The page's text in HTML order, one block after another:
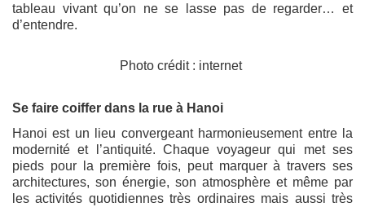
tableau vivant qu’on ne se lasse pas de regarder… et
d’entendre.
Photo crédit : internet
Se faire coiffer dans la rue à Hanoi
Hanoi est un lieu convergeant harmonieusement entre la
modernité et l’antiquité. Chaque voyageur qui met ses
pieds pour la première fois, peut marquer à travers ses
architectures, son énergie, son atmosphère et même par
les activités quotidiennes très ordinaires mais aussi très